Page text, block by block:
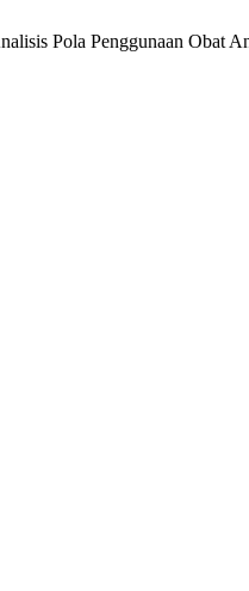
Pola Penggunaan Obat